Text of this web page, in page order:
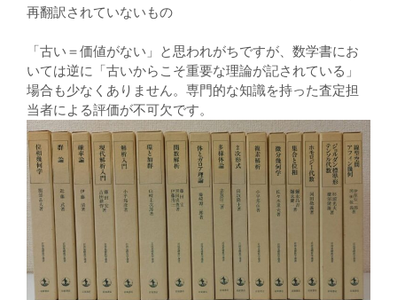
再翻訳されていないもの
「古い＝価値がない」と思われがちですが、数学書にお
いては逆に「古いからこそ重要な理論が記されている」
場合も少なくありません。専門的な知識を持った査定担
当者による評価が不可欠です。